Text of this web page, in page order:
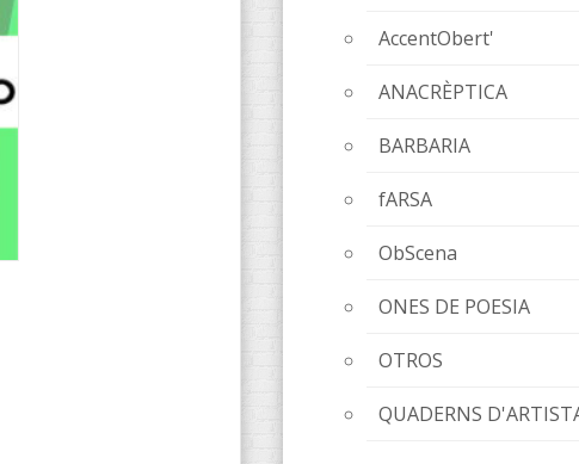
AccentObert'
ANACRÈPTICA
BARBARIA
fARSA
ObScena
ONES DE POESIA
OTROS
QUADERNS